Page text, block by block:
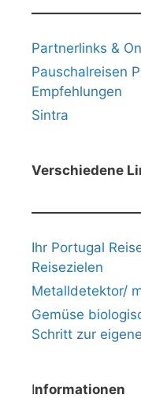
Partnerlinks &
Pauschalreisen
Empfehlungen
Sintra
Verschiedene
Ihr Portugal
Reisezielen
Metalldetektor/
Gemüse
Schritt zur
Informationen